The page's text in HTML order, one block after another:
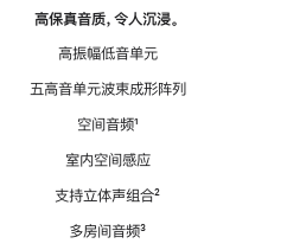
高保真音质，令人沉浸。
高振幅低音单元
五高音单元波束成形阵列
空间音频脚
¹
室内空间感应
支持立体声组合脚
²
多房间音频脚
³